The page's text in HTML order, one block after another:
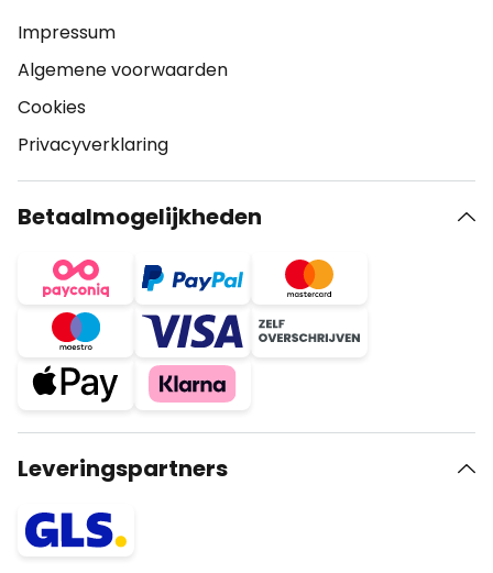
Impressum
Algemene voorwaarden
Cookies
Privacyverklaring
Betaalmogelijkheden
Leveringspartners